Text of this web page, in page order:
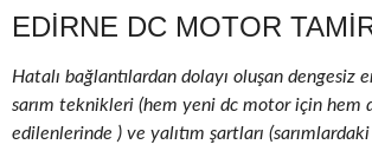
EDIRNE DC MOTOR
Hatalı bağlantılardan dolayı oluşan dengesiz
sarım teknikleri (hem yeni dc motor için hem
edilenlerinde ) ve yalıtım şartları (sarımlardaki